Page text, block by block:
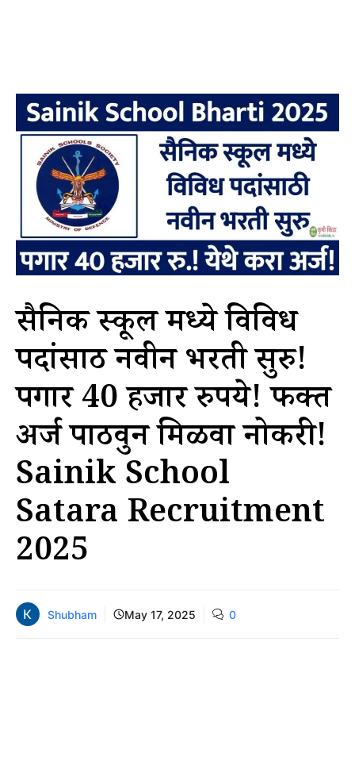
सैनिक स्कूल मध्ये विविध
पदांसाठी नवीन भरती सुरु!
पगार 40 हजार रुपये! फक्त
अर्ज पाठवुन मिळवा नोकरी!
Sainik School
Satara Recruitment
2025
Shubham May 17, 2025 0